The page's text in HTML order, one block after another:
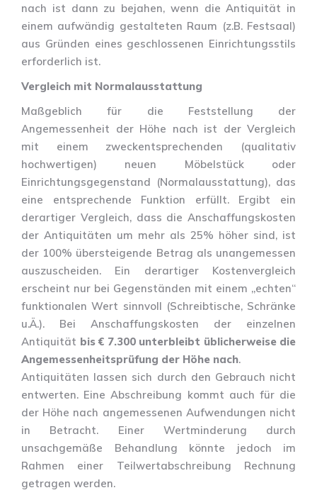
nach ist dann zu bejahen, wenn die Antiquität in
einem aufwändig gestalteten Raum (z.B. Festsaal)
aus Gründen eines geschlossenen Einrichtungsstils
erforderlich ist.
Vergleich mit Normalausstattung
Maßgeblich für die Feststellung der
Angemessenheit der Höhe nach ist der Vergleich
mit einem zweckentsprechenden (qualitativ
hochwertigen) neuen Möbelstück oder
Einrichtungsgegenstand (Normalausstattung), das
eine entsprechende Funktion erfüllt. Ergibt ein
derartiger Vergleich, dass die Anschaffungskosten
der Antiquitäten um mehr als 25% höher sind, ist
der 100% übersteigende Betrag als unangemessen
auszuscheiden. Ein derartiger Kostenvergleich
erscheint nur bei Gegenständen mit einem „echten“
funktionalen Wert sinnvoll (Schreibtische, Schränke
u.Ä.). Bei Anschaffungskosten der einzelnen
Antiquität bis € 7.300 unterbleibt üblicherweise die
Angemessenheitsprüfung der Höhe nach.
Antiquitäten lassen sich durch den Gebrauch nicht
entwerten. Eine Abschreibung kommt auch für die
der Höhe nach angemessenen Aufwendungen nicht
in Betracht. Einer Wertminderung durch
unsachgemäße Behandlung könnte jedoch im
Rahmen einer Teilwertabschreibung Rechnung
getragen werden.